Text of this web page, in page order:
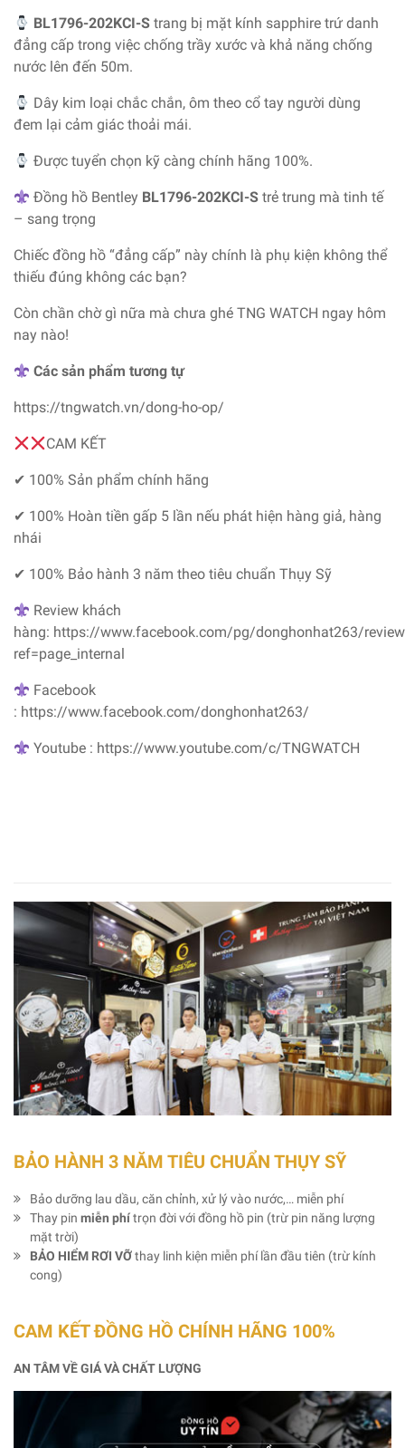
BL1796-202KCI-S trang bị mặt kính sapphire trứ danh
đẳng cấp trong việc chống trầy xước và khả năng chống
nước lên đến 50m.
Dây kim loại chắc chắn, ôm theo cổ tay người dùng
đem lại cảm giác thoải mái.
Được tuyển chọn kỹ càng chính hãng 100%.
Đồng hồ Bentley BL1796-202KCI-S trẻ trung mà tinh tế
– sang trọng
Chiếc đồng hồ “đẳng cấp” này chính là phụ kiện không thể
thiếu đúng không các bạn?
Còn chần chờ gì nữa mà chưa ghé TNG WATCH ngay hôm
nay nào!
Các sản phẩm tương tự
https://tngwatch.vn/dong-ho-op/
CAM KẾT
✔ 100% Sản phẩm chính hãng
✔ 100% Hoàn tiền gấp 5 lần nếu phát hiện hàng giả, hàng
nhái
✔ 100% Bảo hành 3 năm theo tiêu chuẩn Thụy Sỹ
Review khách
hàng: https://www.facebook.com/pg/donghonhat263/
ref=page_internal
Facebook
: https://www.facebook.com/donghonhat263/
Youtube : https://www.youtube.com/c/TNGWATCH
BẢO HÀNH 3 NĂM TIÊU CHUẨN THỤY SỸ
Bảo dưỡng lau dầu, căn chỉnh, xử lý vào nước,… miễn phí
Thay pin miễn phítrọn đời với đồng hồ pin (trừ pin năng lượng
mặt trời)
BẢO HIỂM RƠI VỠthay linh kiện miễn phí lần đầu tiên (trừ kính
cong)
CAM KẾT ĐỒNG HỒ CHÍNH HÃNG 100%
AN TÂM VỀ GIÁ VÀ CHẤT LƯỢNG